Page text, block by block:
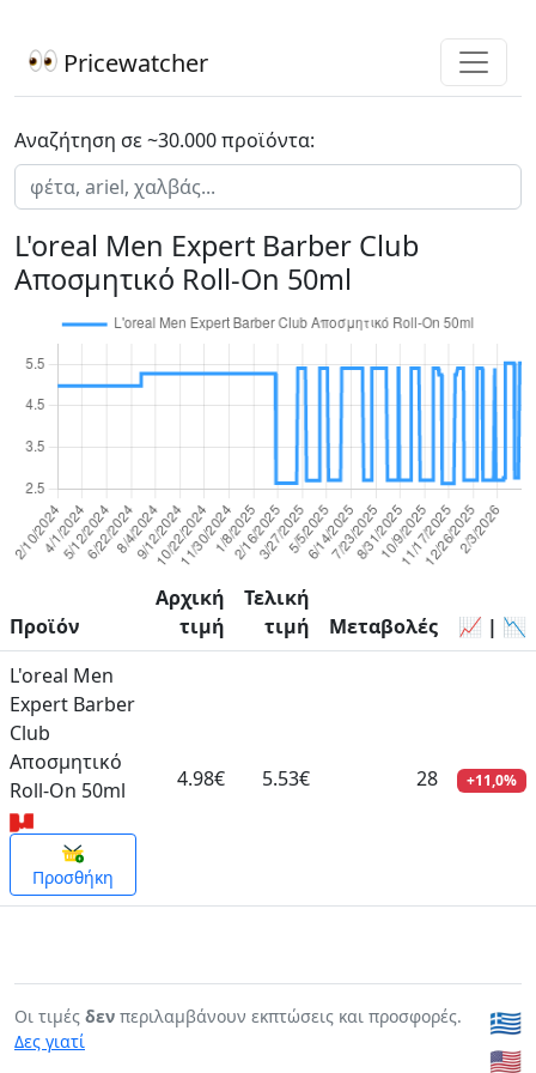
Pricewatcher
Αναζήτηση σε ~30.000 προϊόντα:
L'oreal Men Expert Barber Club
Αποσμητικό Roll-On 50ml
Προϊόν
Αρχική
τιμή
Τελική
τιμή
Μεταβολές
📈 | 📉
L'oreal Men
Expert Barber
Club
Αποσμητικό
Roll-On 50ml
Προσθήκη
4.98€ 5.53€ 28 +11,0%
Οι τιμές δεν περιλαμβάνουν εκπτώσεις και προσφορές.
Δες γιατί
🇬🇷
🇺🇸